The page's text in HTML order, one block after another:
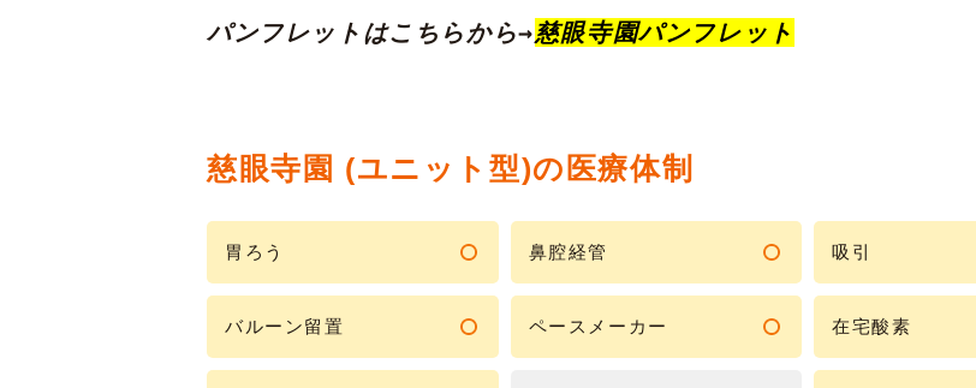
パンフレットはこちらから→慈眼寺園パンフレット
慈眼寺園 (ユニット型)の医療体制
胃ろう 鼻腔経管 吸引
バルーン留置 ペースメーカー 在宅酸素